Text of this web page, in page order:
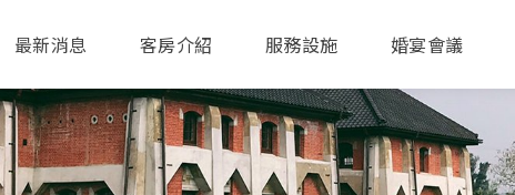
最新消息 客房介紹 服務設施 婚宴會議